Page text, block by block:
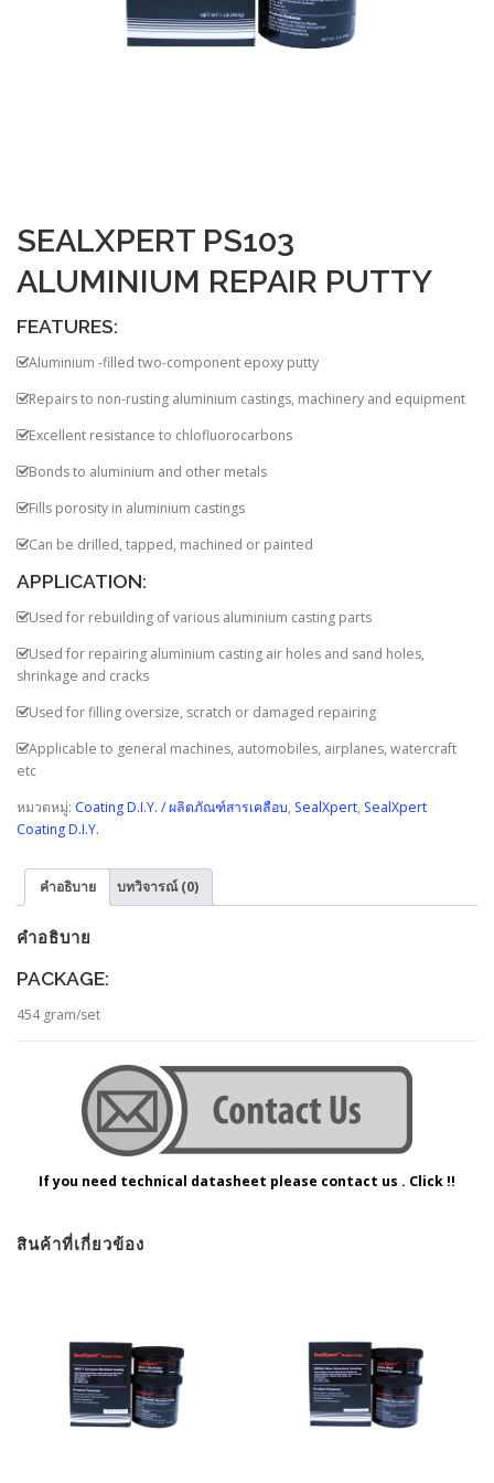
SEALXPERT PS103
ALUMINIUM REPAIR PUTTY
FEATURES:
Aluminium -filled two-component epoxy putty
Repairs to non-rusting aluminium castings, machinery and equipment
Excellent resistance to chlofluorocarbons
Bonds to aluminium and other metals
Fills porosity in aluminium castings
Can be drilled, tapped, machined or painted
APPLICATION:
Used for rebuilding of various aluminium casting parts
Used for repairing aluminium casting air holes and sand holes,
shrinkage and cracks
Used for filling oversize, scratch or damaged repairing
Applicable to general machines, automobiles, airplanes, watercraft
etc
หมวดหมู่: Coating D.I.Y. / ผลิตภัณฑ์สารเคลือบ, SealXpert, SealXpert
Coating D.I.Y.
คำอธิบาย บทวิจารณ์ (0)
คำอธิบาย
PACKAGE:
454 gram/set
If you need technical datasheet please contact us . Click !!
สินค้าที่เกี่ยวข้อง